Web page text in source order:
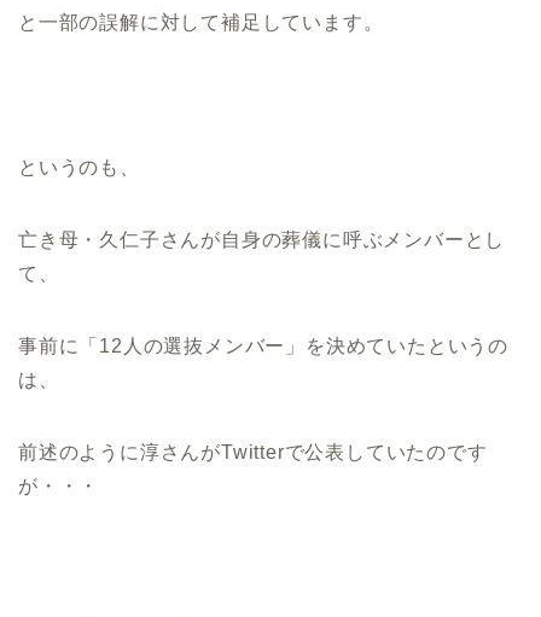
と一部の誤解に対して補足しています。
というのも、
亡き母・久仁子さんが自身の葬儀に呼ぶメンバーとし
て、
事前に「12人の選抜メンバー」を決めていたというの
は、
前述のように淳さんがTwitterで公表していたのです
が・・・